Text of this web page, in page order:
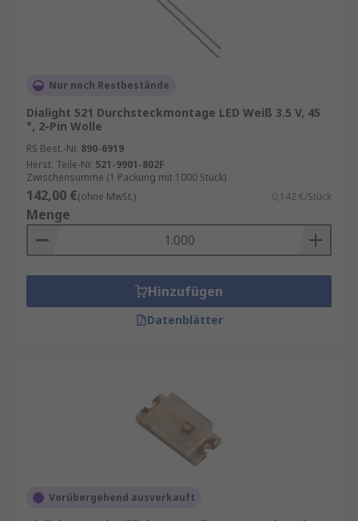
Nur noch Restbestände
Dialight 521 Durchsteckmontage LED Weiß 3.5 V, 45
°, 2-Pin Wolle
RS Best.-Nr. 890-6919
Herst. Teile-Nr. 521-9901-802F
Zwischensumme (1 Packung mit 1000 Stück)
142,00 €(ohne MwSt.) 0,142 €/Stück
Menge
Hinzufügen
Datenblätter
Vorübergehend ausverkauft